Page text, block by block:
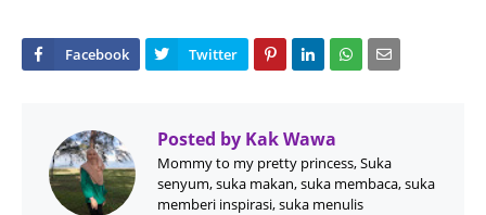
Posted by Kak Wawa
Mommy to my pretty princess, Suka
senyum, suka makan, suka membaca, suka
memberi inspirasi, suka menulis